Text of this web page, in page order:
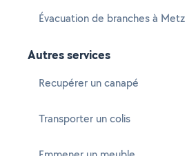
Évacuation de branches à Metz
Autres services
Recupérer un canapé
Transporter un colis